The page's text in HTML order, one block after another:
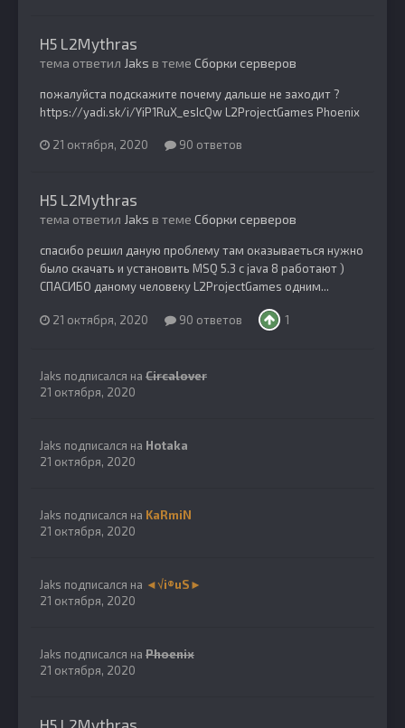
H5 L2Mythras
тема ответил Jaks в теме Сборки серверов
пожалуйста подскажите почему дальше не заходит ?
https://yadi.sk/i/YiP1RuX_esIcQw L2ProjectGames Phoenix
21 октября, 2020 90 ответов
H5 L2Mythras
тема ответил Jaks в теме Сборки серверов
спасибо решил даную проблему там оказываеться нужно
было скачать и установить MSQ 5.3 с java 8 работают )
СПАСИБО даному человеку L2ProjectGames одним...
21 октября, 2020 90 ответов 1
Jaks подписался на Circalover
21 октября, 2020
Jaks подписался на Hotaka
21 октября, 2020
Jaks подписался на KaRmiN
21 октября, 2020
Jaks подписался на ◄√i®uS►
21 октября, 2020
Jaks подписался на Phoenix
21 октября, 2020